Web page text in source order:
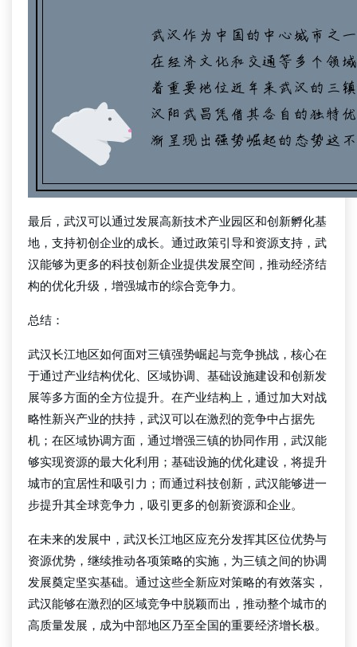
最后，武汉可以通过发展高新技术产业园区和创新孵化基
地，支持初创企业的成长。通过政策引导和资源支持，武
汉能够为更多的科技创新企业提供发展空间，推动经济结
构的优化升级，增强城市的综合竞争力。
总结：
武汉长江地区如何面对三镇强势崛起与竞争挑战，核心在
于通过产业结构优化、区域协调、基础设施建设和创新发
展等多方面的全方位提升。在产业结构上，通过加大对战
略性新兴产业的扶持，武汉可以在激烈的竞争中占据先
机；在区域协调方面，通过增强三镇的协同作用，武汉能
够实现资源的最大化利用；基础设施的优化建设，将提升
城市的宜居性和吸引力；而通过科技创新，武汉能够进一
步提升其全球竞争力，吸引更多的创新资源和企业。
在未来的发展中，武汉长江地区应充分发挥其区位优势与
资源优势，继续推动各项策略的实施，为三镇之间的协调
发展奠定坚实基础。通过这些全新应对策略的有效落实，
武汉能够在激烈的区域竞争中脱颖而出，推动整个城市的
高质量发展，成为中部地区乃至全国的重要经济增长极。